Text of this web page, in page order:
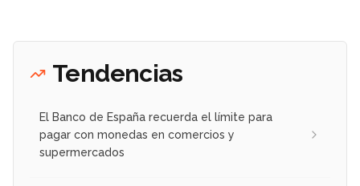
Tendencias
El Banco de España recuerda el límite para
pagar con monedas en comercios y
supermercados